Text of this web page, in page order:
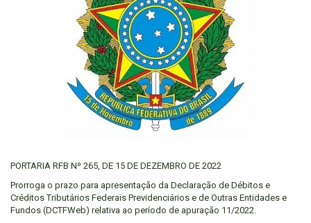
PORTARIA RFB Nº 265, DE 15 DE DEZEMBRO DE 2022
Prorroga o prazo para apresentação da Declaração de Débitos e
Créditos Tributários Federais Previdenciários e de Outras Entidades e
Fundos (DCTFWeb) relativa ao período de apuração 11/2022.